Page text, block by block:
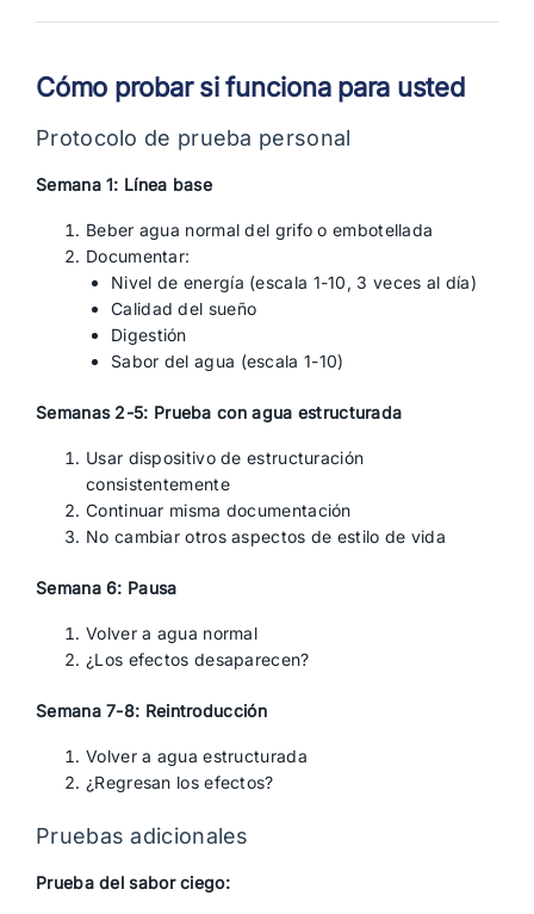
Cómo probar si funciona para usted
Protocolo de prueba personal
Semana 1: Línea base
Beber agua normal del grifo o embotellada
Documentar:
Nivel de energía (escala 1-10, 3 veces al día)
Calidad del sueño
Digestión
Sabor del agua (escala 1-10)
Semanas 2-5: Prueba con agua estructurada
Usar dispositivo de estructuración
consistentemente
Continuar misma documentación
No cambiar otros aspectos de estilo de vida
Semana 6: Pausa
Volver a agua normal
¿Los efectos desaparecen?
Semana 7-8: Reintroducción
Volver a agua estructurada
¿Regresan los efectos?
Pruebas adicionales
Prueba del sabor ciego: